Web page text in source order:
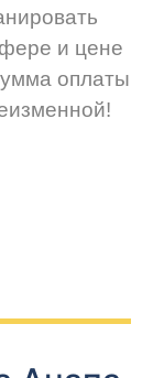
и цене
оплаты